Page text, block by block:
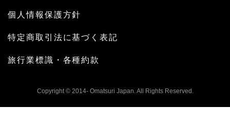
個人情報保護方針
特定商取引法に基づく表記
旅行業標識・各種約款
Copyright © 2014- Omatsuri Japan. All Rights Reserved.